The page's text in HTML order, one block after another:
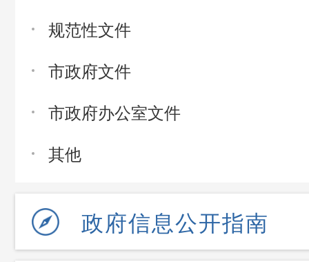
规范性文件
市政府文件
市政府办公室文件
其他
政府信息公开指南